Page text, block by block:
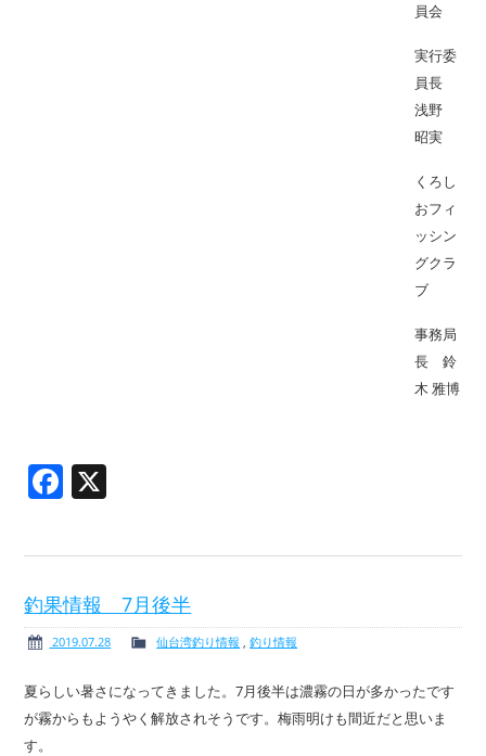
員会
実行委
員長
浅野
昭実
くろし
おフィ
ッシン
グクラ
ブ
事務局
長 鈴
木 雅博
Facebook
釣果情報 7月後半
2019.07.28 仙台湾釣り情報 ,釣り情報
夏らしい暑さになってきました。7月後半は濃霧の日が多かったです
が霧からもようやく解放されそうです。梅雨明けも間近だと思いま
す。